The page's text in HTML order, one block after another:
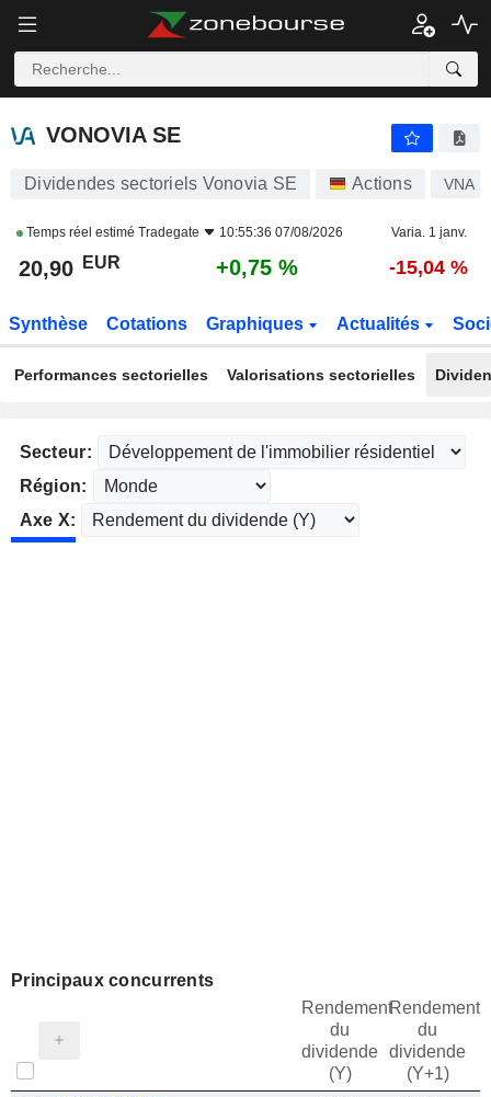
VONOVIA SE
VONOVIA SE
Dividendes sectoriels Vonovia SE Actions VNA
Temps réel estimé Tradegate 10:55:36 07/08/2026 Varia. 1 janv.
20,90 EUR +0,75 % -15,04 %
Synthèse Cotations Graphiques Actualités
Performances sectorielles Valorisations sectorielles
Secteur:
Région:
Axe X:
Principaux concurrents
Rendement
du
dividende
(Y)
Rendement
du
dividende
(Y+1)